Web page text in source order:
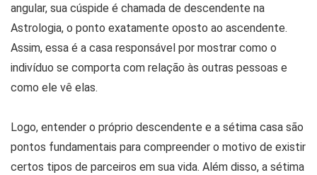
angular, sua cúspide é chamada de descendente na
Astrologia, o ponto exatamente oposto ao ascendente.
Assim, essa é a casa responsável por mostrar como o
indivíduo se comporta com relação às outras pessoas e
como ele vê elas.
Logo, entender o próprio descendente e a sétima casa são
pontos fundamentais para compreender o motivo de existir
certos tipos de parceiros em sua vida. Além disso, a sétima